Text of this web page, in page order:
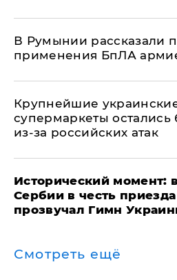
В Румынии рассказали
применения БпЛА
Крупнейшие
супермаркеты остались
из-за российских атак
Исторический момент:
Сербии в честь
прозвучал Гимн
Смотреть ещё